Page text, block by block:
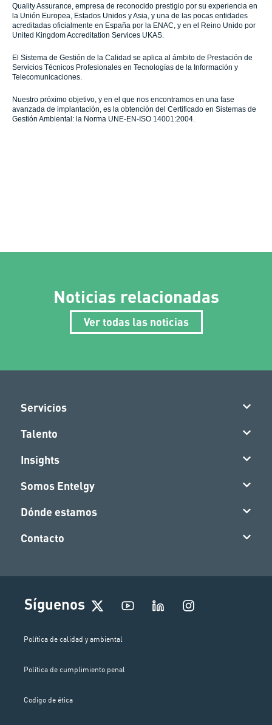
Quality Assurance, empresa de reconocido prestigio por su experiencia en
la Unión Europea, Estados Unidos y Asia, y una de las pocas entidades
acreditadas oficialmente en España por la ENAC, y en el Reino Unido por
United Kingdom Accreditation Services UKAS.
El Sistema de Gestión de la Calidad se aplica al ámbito de Prestación de
Servicios Técnicos Profesionales en Tecnologías de la Información y
Telecomunicaciones.
Nuestro próximo objetivo, y en el que nos encontramos en una fase
avanzada de implantación, es la obtención del Certificado en Sistemas de
Gestión Ambiental: la Norma UNE-EN-ISO 14001:2004.
Noticias relacionadas
Ver todas las noticias
Servicios
Talento
Insights
Somos Entelgy
Dónde estamos
Contacto
Síguenos
I
n
Política de calidad y ambiental
Política de cumplimiento penal
Codigo de ética